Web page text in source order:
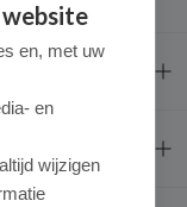
website
en, met uw
en
wijzigen